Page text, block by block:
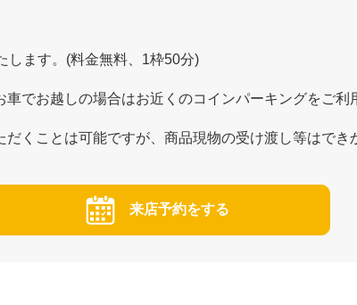
します。(料金無料、1枠50分)
車でお越しの場合はお近くのコインパーキングをご利
だくことは可能ですが、商品現物の受け渡し等はでき
来店予約をする